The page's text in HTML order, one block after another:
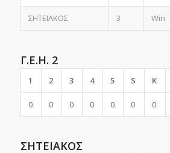
ΣΗΤΕΙΑΚΟΣ 3 Win
Γ.Ε.Η. 2
1 2 3 4 5 S K
0 0 0 0 0 0 0
ΣΗΤΕΙΑΚΟΣ